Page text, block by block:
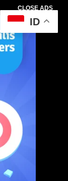
CLOSE ADS
ID